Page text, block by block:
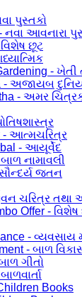
પુસ્તકો
નવા આવનારા
છૂટ
- ખેતી
- અજાયબ
- અમર
- આત્મચરિત્ર
- આયૂર્વેદ
નામાવલી
જતન
ચરિત્ર તથા
Offer - વિશેષ
- વ્યવસાય
- બાળ
ગીતો
Books